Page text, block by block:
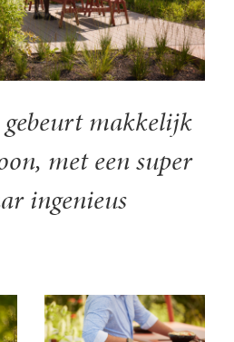
makkelijk
met een super
ingenieus